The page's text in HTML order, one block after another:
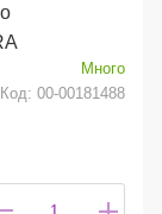
Много
Код: 00-00181488